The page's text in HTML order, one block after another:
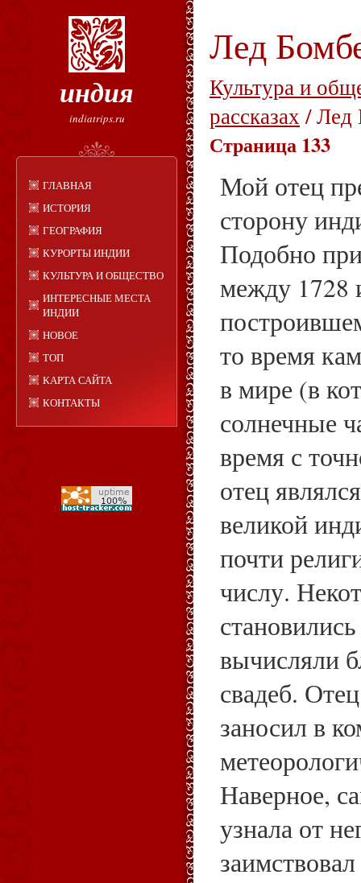
индия
indiatrips.ru
ГЛАВНАЯ
ИСТОРИЯ
ГЕОГРАФИЯ
КУРОРТЫ ИНДИИ
КУЛЬТУРА И ОБЩЕСТВО
ИНТЕРЕСНЫЕ МЕСТА
ИНДИИ
НОВОЕ
ТОП
КАРТА САЙТА
КОНТАКТЫ
Лед
Культура и
рассказах/ Лед
Страница 133
Мой отец
сторону
Подобно
между 1728
то время
в мире (в
солнечные
время с
отец
великой
почти
числу.
вычисляли
свадеб.
заносил в
Наверное,
узнала от